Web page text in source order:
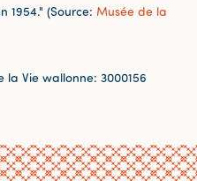
1954." (Source: Musée de la
Vie wallonne: 3000156